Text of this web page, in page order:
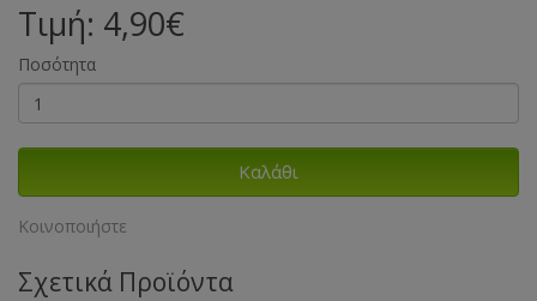
Τιμή: 4,90€
Ποσότητα
Καλάθι
Κοινοποιήστε
Σχετικά Προϊόντα